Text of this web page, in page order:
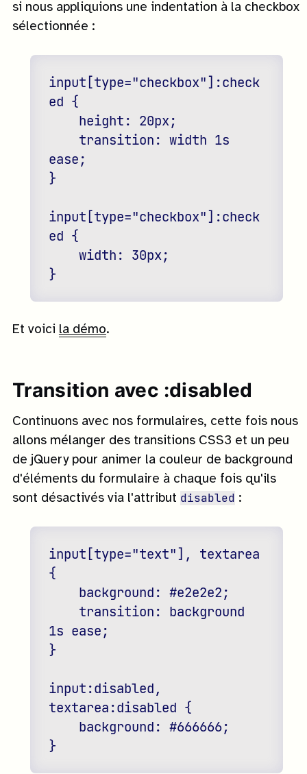
si nous appliquions une indentation à la checkbox
sélectionnée :
input[type="checkbox"]:check
ed {
ease;
}
input[type="checkbox"]:check
ed {
Et voici la démo.
Transition avec :disabled
Continuons avec nos formulaires, cette fois nous
allons mélanger des transitions CSS3 et un peu
de jQuery pour animer la couleur de background
d'éléments du formulaire à chaque fois qu'ils
sont désactivés via l'attribut disabled :
input[type="text"], textarea
{
1s ease;
}
input:disabled,
textarea:disabled {